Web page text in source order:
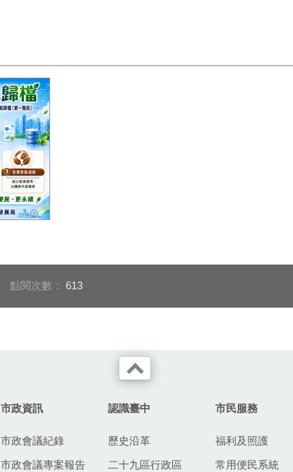
點閱次數： 613
市政資訊
市政會議紀錄
市政會議專案報告
認識臺中
歷史沿革
二十九區行政區
市民服務
福利及照護
常用便民系統